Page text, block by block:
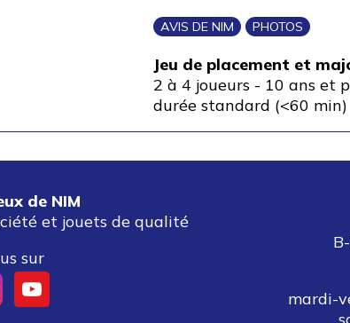
AVIS DE NIM PHOTOS
Jeu de placement et
2 à 4 joueurs - 10 ans et
durée standard (<60 min)
de NIM
et jouets de qualité
sur
mardi-